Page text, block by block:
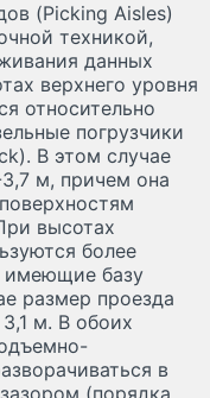
(Picking Aisles)
техникой,
данных
верхнего уровня
относительно
погрузчики
В этом случае
м, причем она
высотах
более
имеющие базу
размер проезда
м. В обоих
в